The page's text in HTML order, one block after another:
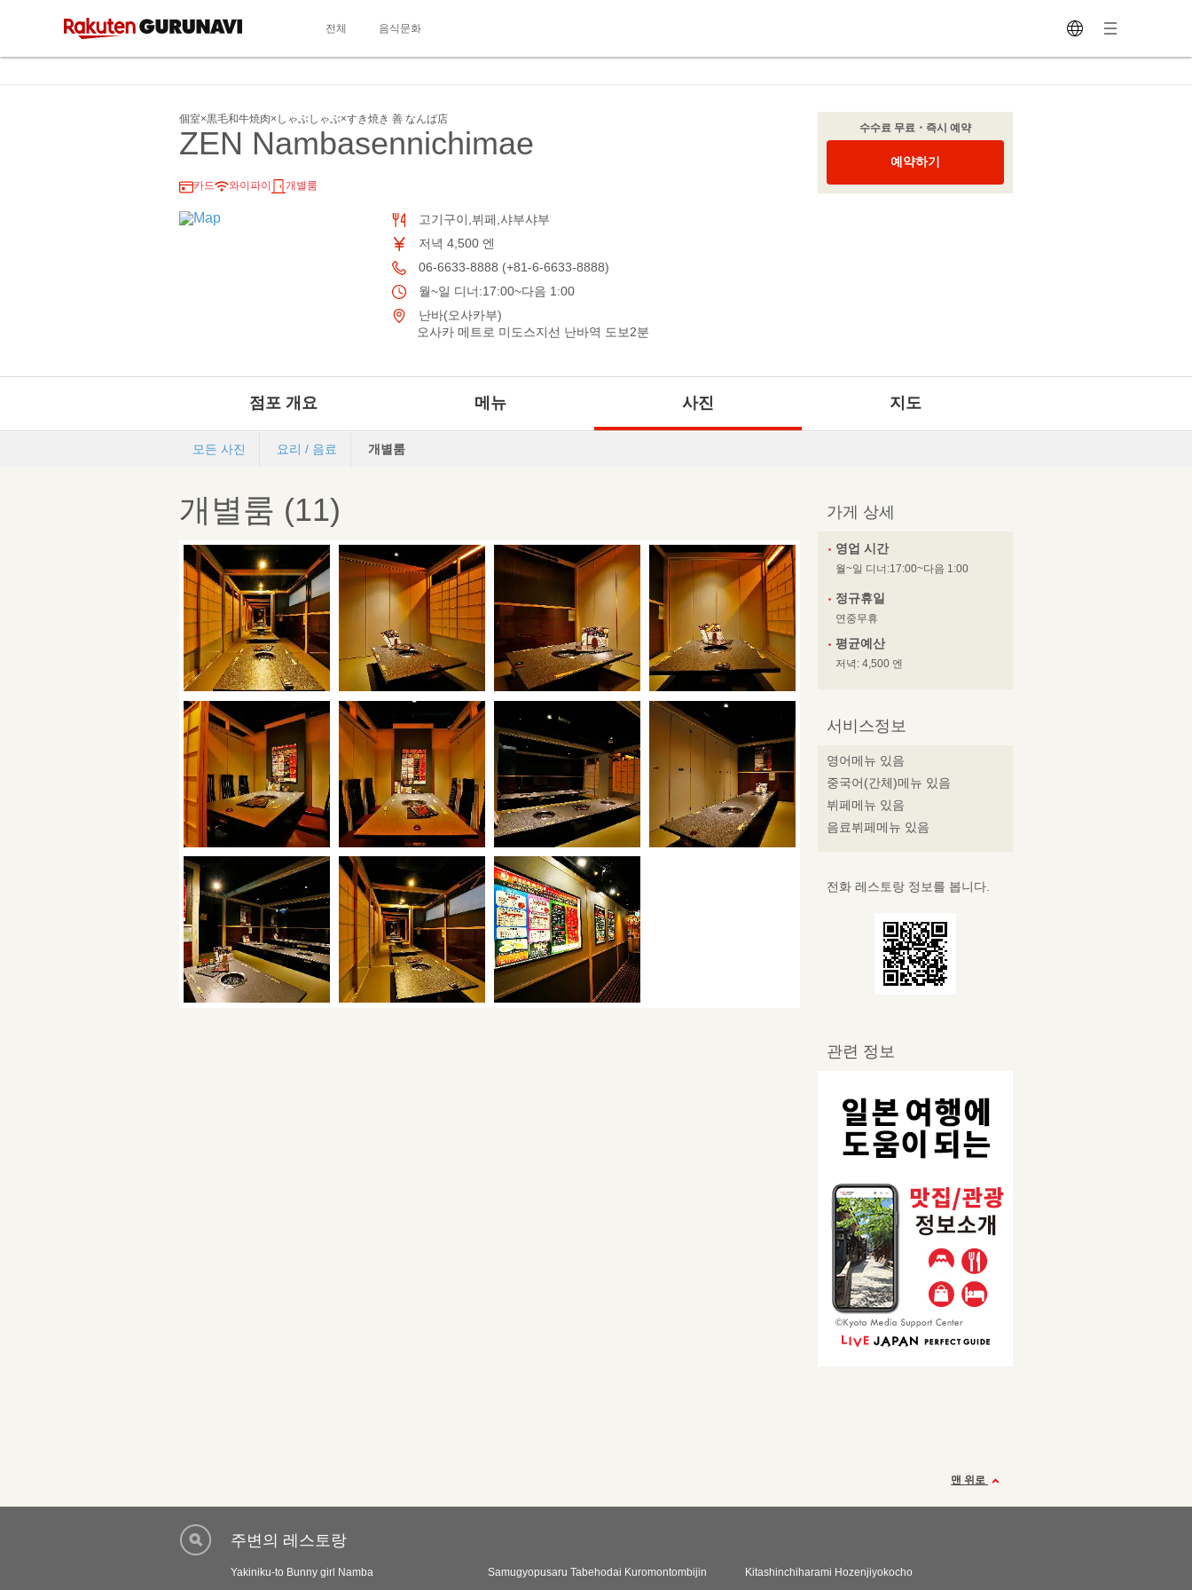
전체 음식문화
個室×黒毛和牛焼肉×しゃぶしゃぶ×すき焼き 善 なんば店
ZEN Nambasennichimae
카드 와이파이 개별룸
고기구이,뷔페,샤부샤부
저녁 4,500 엔
06-6633-8888 (+81-6-6633-8888)
월~일 디너:17:00~다음 1:00
난바(오사카부)
오사카 메트로 미도스지선 난바역 도보2분
수수료 무료・즉시 예약
예약하기
점포 개요 메뉴 사진 지도
모든 사진 요리 / 음료 개별룸
개별룸 (11) 가게 상세
영업 시간
월~일 디너:17:00~다음 1:00
정규휴일
연중무휴
평균예산
저녁: 4,500 엔
서비스정보
영어메뉴 있음
중국어(간체)메뉴 있음
뷔페메뉴 있음
음료뷔페메뉴 있음
전화 레스토랑 정보를 봅니다.
관련 정보
맨 위로
주변의 레스토랑
Yakiniku-to Bunny girl Namba Samugyopusaru Tabehodai Kuromontombijin Kitashinchiharami Hozenjiyokocho